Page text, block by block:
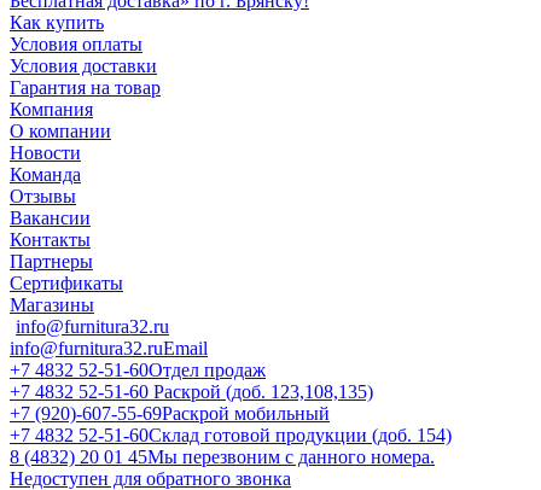
Как купить
Условия оплаты
Условия доставки
Гарантия на товар
Компания
О компании
Новости
Команда
Отзывы
Вакансии
Контакты
Партнеры
Сертификаты
Магазины
info@furnitura32.ru
info@furnitura32.ruEmail
+7 4832 52-51-60Отдел продаж
+7 4832 52-51-60 Раскрой (доб. 123,108,135)
+7 (920)-607-55-69Раскрой мобильный
+7 4832 52-51-60Склад готовой продукции (доб. 154)
8 (4832) 20 01 45Мы перезвоним с данного номера.
Недоступен для обратного звонка